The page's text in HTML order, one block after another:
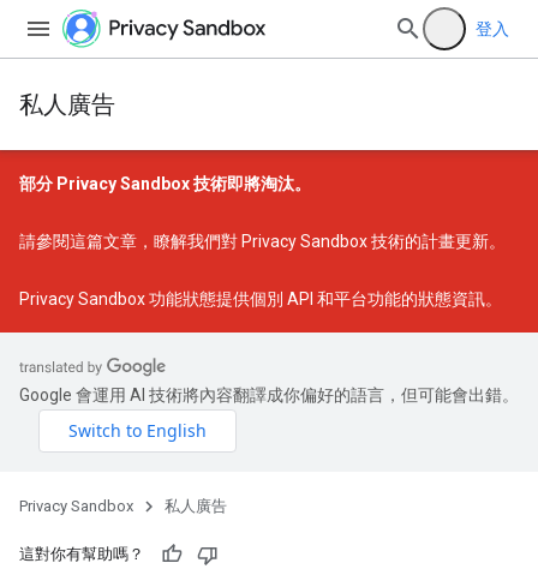
登入
私人廣告
部分 Privacy Sandbox 技術即將淘汰。
請參閱這篇文章 ，瞭解我們對 Privacy Sandbox 技術的計畫更新。
Privacy Sandbox 功能狀態提供個別 API 和平台功能的狀態資訊。
Google 會運用 AI 技術將內容翻譯成你偏好的語言，但可能會出錯。
Privacy Sandbox 私人廣告
這對你有幫助嗎？